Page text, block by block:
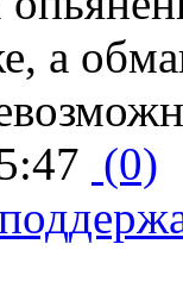
а
(0)